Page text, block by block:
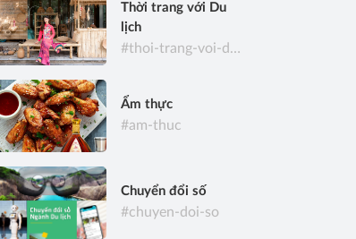
Thời trang với Du
lịch
#thoi-trang-voi-du-lich
Ẩm thực
#am-thuc
Chuyển đổi số
#chuyen-doi-so